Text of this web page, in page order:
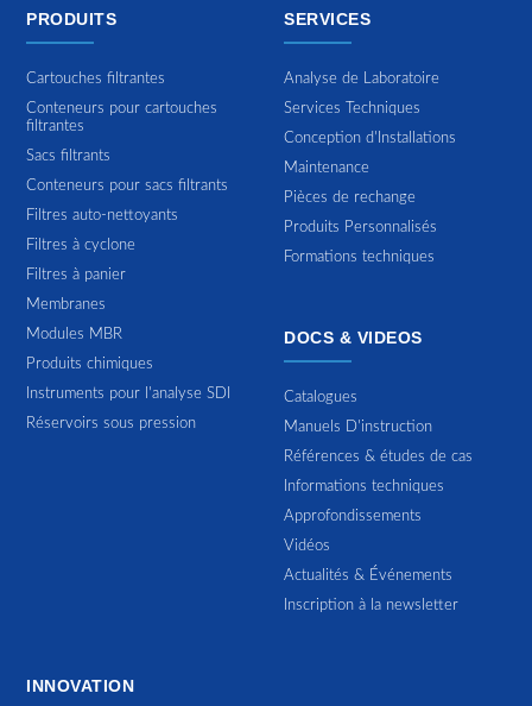
PRODUITS
Cartouches filtrantes
Conteneurs pour cartouches
filtrantes
Sacs filtrants
Conteneurs pour sacs filtrants
Filtres auto-nettoyants
Filtres à cyclone
Filtres à panier
Membranes
Modules MBR
Produits chimiques
Instruments pour l'analyse SDI
Réservoirs sous pression
SERVICES
Analyse de Laboratoire
Services Techniques
Conception d'Installations
Maintenance
Pièces de rechange
Produits Personnalisés
Formations techniques
DOCS & VIDEOS
Catalogues
Manuels D'instruction
Références & études de cas
Informations techniques
Approfondissements
Vidéos
Actualités & Événements
Inscription à la newsletter
INNOVATION